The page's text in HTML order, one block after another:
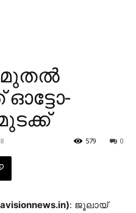
മുതല്‍
0
579
: ജൂലായ്